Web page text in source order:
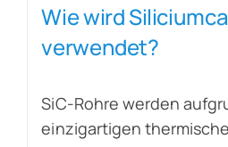
Wie wird
verwendet?
SiC-Rohre werden
einzigartigen